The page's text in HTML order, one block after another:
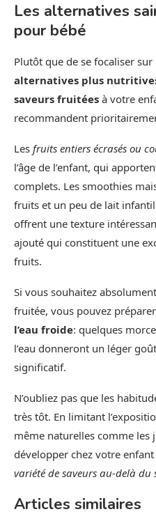
Les alternatives
pour bébé
Plutôt que de se focaliser
alternatives plus
saveurs fruitées à votre
recommandent
Les fruits entiers écrasés ou
l’âge de l’enfant, qui
complets. Les smoothies
fruits et un peu de lait
offrent une texture
ajouté qui constituent une
fruits.
Si vous souhaitez
fruitée, vous pouvez
l’eau froide: quelques
l’eau donneront un léger
significatif.
N’oubliez pas que les
très tôt. En limitant
même naturelles comme les
développer chez votre
variété de saveurs au-delà du
Articles similaires